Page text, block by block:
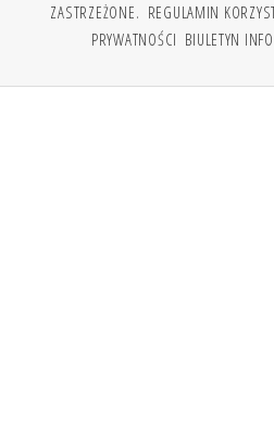
ZASTRZEŻONE. REGULAMIN
PRYWATNOŚCI BIULETYN